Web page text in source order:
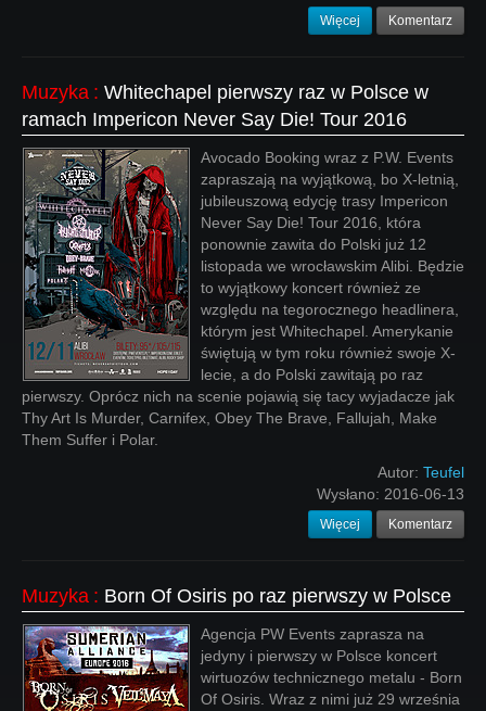
Więcej Komentarz
Muzyka : Whitechapel pierwszy raz w Polsce w
ramach Impericon Never Say Die! Tour 2016
Avocado Booking wraz z P.W. Events
zapraszają na wyjątkową, bo X-letnią,
jubileuszową edycję trasy Impericon
Never Say Die! Tour 2016, która
ponownie zawita do Polski już 12
listopada we wrocławskim Alibi. Będzie
to wyjątkowy koncert również ze
względu na tegorocznego headlinera,
którym jest Whitechapel. Amerykanie
świętują w tym roku również swoje X-
lecie, a do Polski zawitają po raz
pierwszy. Oprócz nich na scenie pojawią się tacy wyjadacze jak
Thy Art Is Murder, Carnifex, Obey The Brave, Fallujah, Make
Them Suffer i Polar.
Autor: Teufel
Wysłano: 2016-06-13
Więcej Komentarz
Muzyka : Born Of Osiris po raz pierwszy w Polsce
Agencja PW Events zaprasza na
jedyny i pierwszy w Polsce koncert
wirtuozów technicznego metalu - Born
Of Osiris. Wraz z nimi już 29 września